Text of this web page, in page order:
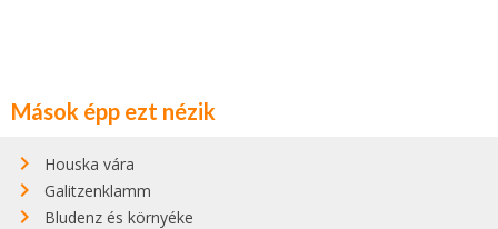
Mások épp ezt nézik
Houska vára
Galitzenklamm
Bludenz és környéke